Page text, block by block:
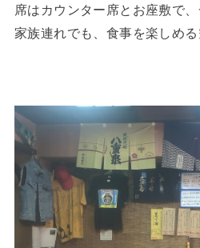
席はカウンター席とお座敷で
家族連れでも、食事を楽しめる